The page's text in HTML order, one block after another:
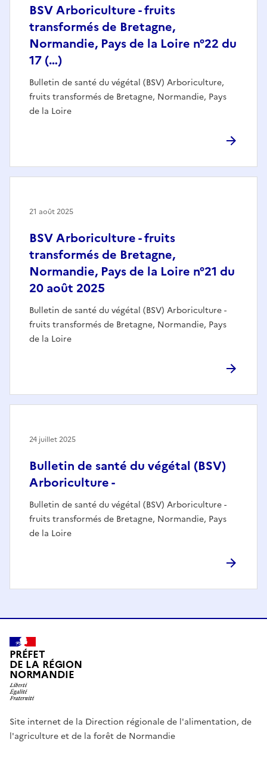
BSV Arboriculture - fruits
transformés de Bretagne,
Normandie, Pays de la Loire n°22 du
17 (…)
Bulletin de santé du végétal (BSV) Arboriculture,
fruits transformés de Bretagne, Normandie, Pays
de la Loire
BSV Arboriculture - fruits
transformés de Bretagne,
Normandie, Pays de la Loire n°21 du
20 août 2025
Bulletin de santé du végétal (BSV) Arboriculture -
fruits transformés de Bretagne, Normandie, Pays
de la Loire
21 août 2025
Bulletin de santé du végétal (BSV)
Arboriculture -
Bulletin de santé du végétal (BSV) Arboriculture -
fruits transformés de Bretagne, Normandie, Pays
de la Loire
24 juillet 2025
PRÉFET
DE LA RÉGION
NORMANDIE
Site internet de la Direction régionale de l'alimentation, de
l'agriculture et de la forêt de Normandie